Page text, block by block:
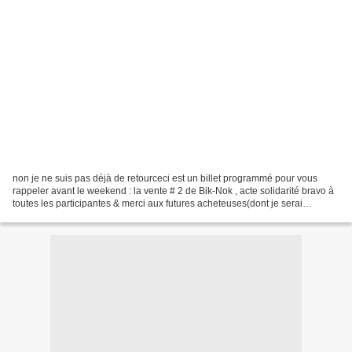
non je ne suis pas déjà de retourceci est un billet programmé pour vous
rappeler avant le weekend : la vente # 2 de Bik-Nok , acte solidarité bravo à
toutes les participantes & merci aux futures acheteuses(dont je serai